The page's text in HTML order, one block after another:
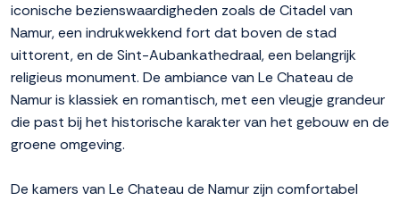
iconische bezienswaardigheden zoals de Citadel van
Namur, een indrukwekkend fort dat boven de stad
uittorent, en de Sint-Aubankathedraal, een belangrijk
religieus monument. De ambiance van Le Chateau de
Namur is klassiek en romantisch, met een vleugje grandeur
die past bij het historische karakter van het gebouw en de
groene omgeving.
De kamers van Le Chateau de Namur zijn comfortabel